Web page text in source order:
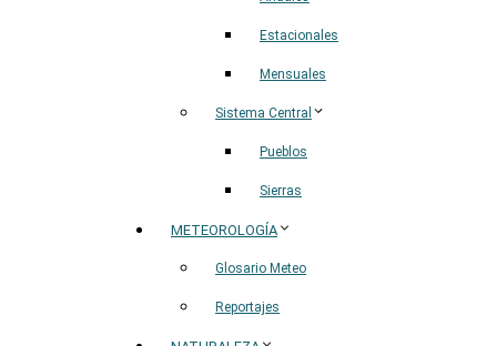
Estacionales
Mensuales
Sistema Central
Pueblos
Sierras
METEOROLOGÍA
Glosario Meteo
Reportajes